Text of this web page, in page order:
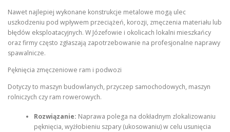
Nawet najlepiej wykonane konstrukcje metalowe mogą ulec
uszkodzeniu pod wpływem przeciążeń, korozji, zmęczenia materiału lub
błędów eksploatacyjnych. W Józefowie i okolicach lokalni mieszkańcy
oraz firmy często zgłaszają zapotrzebowanie na profesjonalne naprawy
spawalnicze.
Pęknięcia zmęczeniowe ram i podwozi
Dotyczy to maszyn budowlanych, przyczep samochodowych, maszyn
rolniczych czy ram rowerowych.
Rozwiązanie: Naprawa polega na dokładnym zlokalizowaniu
pęknięcia, wyżłobieniu szpary (ukosowaniu) w celu usunięcia